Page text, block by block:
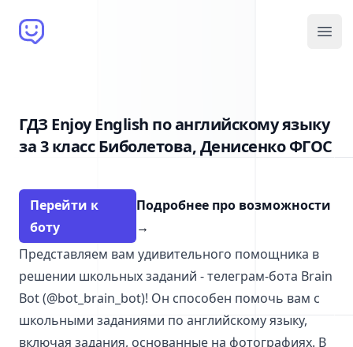
Brain Bot
ГДЗ Enjoy English по английскому языку
за 3 класс Биболетова, Денисенко ФГОС
Перейти к
боту
Подробнее про возможности
→
Представляем вам удивительного помощника в
решении школьных заданий - телеграм-бота Brain
Bot (@bot_brain_bot)! Он способен помочь вам с
школьными заданиями по английскому языку,
включая задания, основанные на фотографиях. В